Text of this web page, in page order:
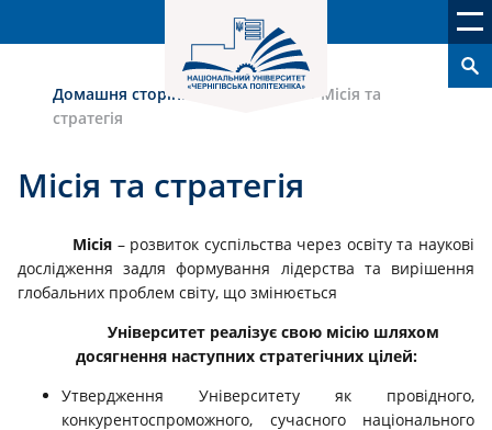
Домашня сторінка›Університет
Місія та
стратегія
Місія та стратегія
Місія – розвиток суспільства через освіту та наукові
дослідження задля формування лідерства та вирішення
глобальних проблем світу, що змінюється
Університет реалізує свою місію шляхом
досягнення наступних стратегічних цілей:
Утвердження Університету як провідного,
конкурентоспроможного, сучасного національного